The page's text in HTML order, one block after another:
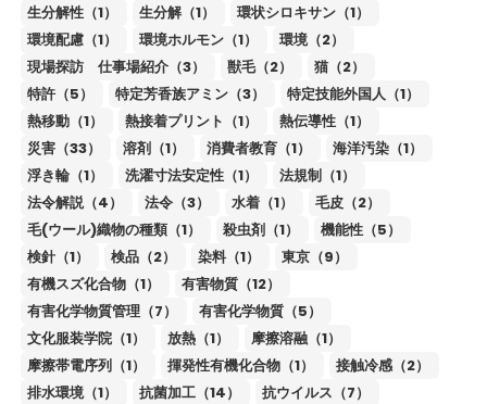
生分解性（1）
生分解（1）
環状シロキサン（1）
環境配慮（1）
環境ホルモン（1）
環境（2）
現場探訪 仕事場紹介（3）
獣毛（2）
猫（2）
特許（5）
特定芳香族アミン（3）
特定技能外国人（1）
熱移動（1）
熱接着プリント（1）
熱伝導性（1）
災害（33）
溶剤（1） 消費者教育（1）
海洋汚染（1）
浮き輪（1）
洗濯寸法安定性（1）
法規制（1）
法令解説（4）
法令（3） 水着（1）
毛皮（2）
毛(ウール)織物の種類（1）
殺虫剤（1）
機能性（5）
検針（1）
検品（2） 染料（1）
東京（9）
有機スズ化合物（1）
有害物質（12）
有害化学物質管理（7）
有害化学物質（5）
文化服装学院（1）
放熱（1）
摩擦溶融（1）
摩擦帯電序列（1）
揮発性有機化合物（1）
接触冷感（2）
排水環境（1）
抗菌加工（14）
抗ウイルス（7）